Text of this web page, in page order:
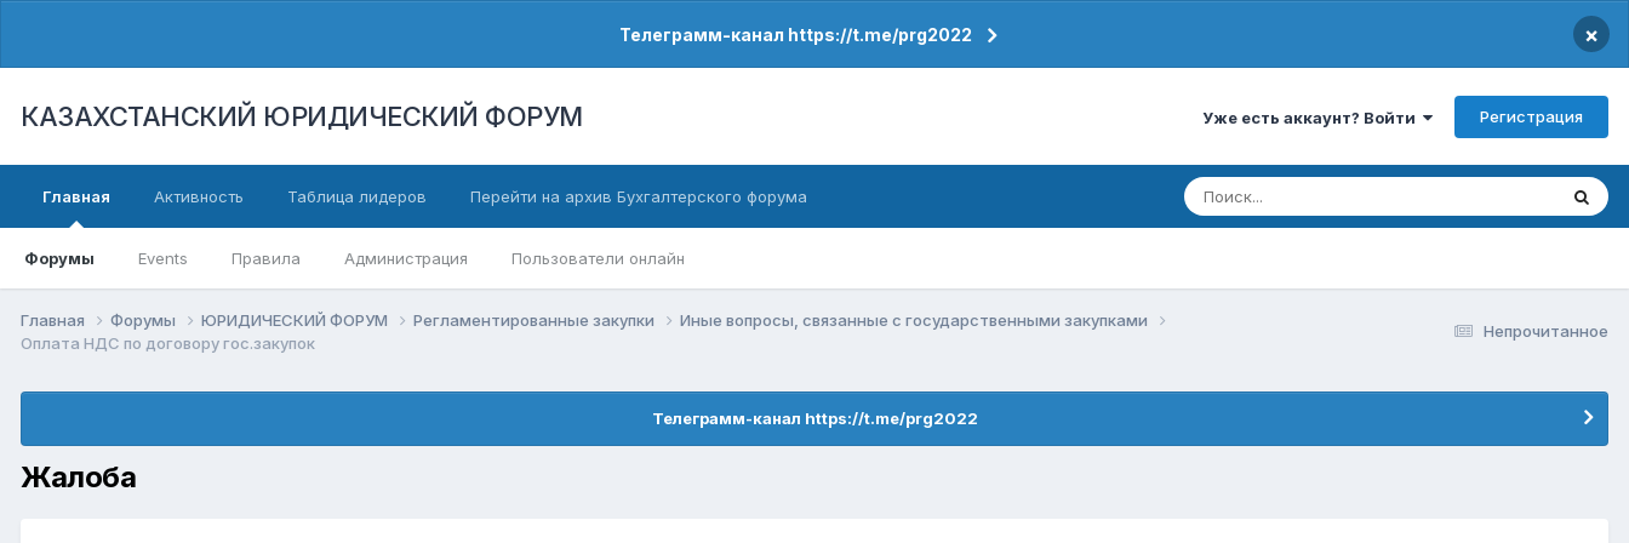
Телеграмм-канал https://t.me/prg2022 ×
КАЗАХСТАНСКИЙ ЮРИДИЧЕСКИЙ ФОРУМ Уже есть аккаунт? Войти Регистрация
Главная
Форумы Events Правила Администрация Пользователи онлайн
Активность Таблица лидеров Перейти на архив Бухгалтерского форума
Непрочитанное
Главная Форумы ЮРИДИЧЕСКИЙ ФОРУМ Регламентированные закупки
Иные вопросы, связанные с государственными закупками
Оплата НДС по договору гос.закупок
Телеграмм-канал https://t.me/prg2022
Жалоба